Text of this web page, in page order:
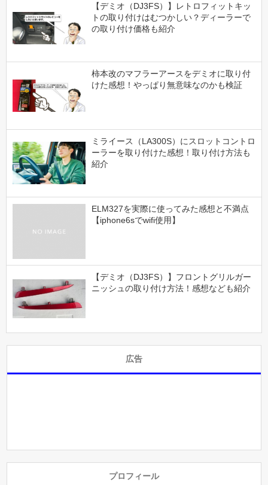
【デミオ（DJ3FS）】レトロフィットキッ
トの取り付けはむつかしい？ディーラーで
の取り付け価格も紹介
柿本改のマフラーアースをデミオに取り付
けた感想！やっぱり無意味なのかも検証
ミライース（LA300S）にスロットコントロ
ーラーを取り付けた感想！取り付け方法も
紹介
ELM327を実際に使ってみた感想と不満点
【iphone6sでwifi使用】
【デミオ（DJ3FS）】フロントグリルガー
ニッシュの取り付け方法！感想なども紹介
広告
プロフィール